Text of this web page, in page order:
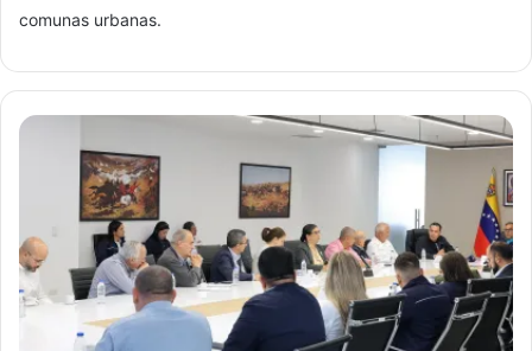
comunas urbanas.